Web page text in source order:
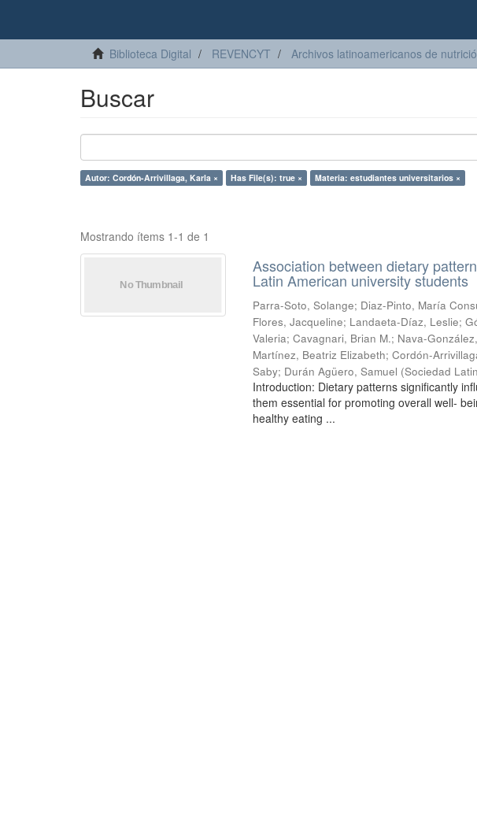
Biblioteca Digital REVENCYT Archivos latinoamericanos de
Buscar
Autor: Cordón-Arrivillaga, Karla × Has File(s): true × Materia: estudiantes universitarios ×
Mostrando ítems 1-1 de 1
Association between dietary
Latin American university students
Parra-Soto, Solange; Diaz-Pinto, María
Flores, Jacqueline; Landaeta-Díaz, Leslie;
Valeria;Cavagnari, Brian M.; Nava-
Martínez, Beatriz Elizabeth;Cordón-
Saby; Durán Agüero, Samuel (Sociedad
Introduction: Dietary patterns significantly
them essential for promoting overall well-
healthy eating ...